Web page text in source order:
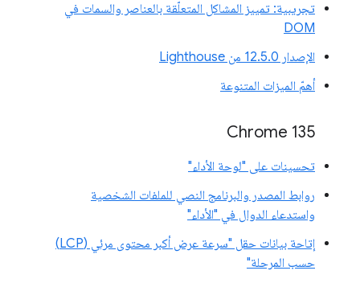
تجريبية: تمييز المشاكل المتعلّقة بالعناصر والسمات في
DOM
الإصدار 12.5.0 من Lighthouse
أهمّ الميزات المتنوعة
Chrome 135
تحسينات على "لوحة الأداء"
روابط المصدر والبرنامج النصي للملفات الشخصية
واستدعاء الدوال في "الأداء"
إتاحة بيانات حقل "سرعة عرض أكبر محتوى مرئي (LCP)
حسب المرحلة"